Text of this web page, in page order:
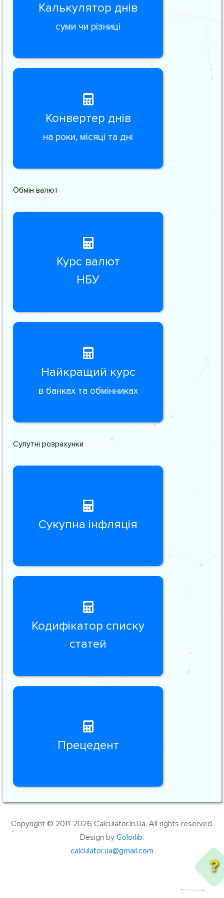
Калькулятор днів
суми чи різниці
Конвертер днів
на роки, місяці та дні
Обмін валют
Курс валют
НБУ
Найкращий курс
в банках та обмінниках
Супутні розрахунки
Сукупна інфляція
Кодифікатор списку
статей
Прецедент
Copyright © 2011-2026 Calculator.In.Ua. All rights reserved.
Design by Colorlib.
calculator.ua@gmail.com